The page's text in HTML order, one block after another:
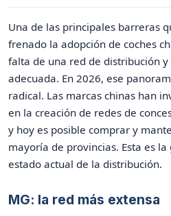
Una de las principales barreras
frenado la adopción de coches
falta de una red de distribución
adecuada. En 2026, ese
radical. Las marcas chinas han
en la creación de redes de
y hoy es posible comprar y
mayoría de provincias. Esta es
estado actual de la distribución.
MG: la red más extensa